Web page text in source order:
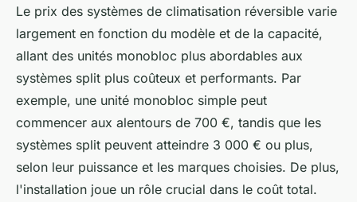
Le prix des systèmes de climatisation réversible varie
largement en fonction du modèle et de la capacité,
allant des unités monobloc plus abordables aux
systèmes split plus coûteux et performants. Par
exemple, une unité monobloc simple peut
commencer aux alentours de 700 €, tandis que les
systèmes split peuvent atteindre 3 000 € ou plus,
selon leur puissance et les marques choisies. De plus,
l'installation joue un rôle crucial dans le coût total.